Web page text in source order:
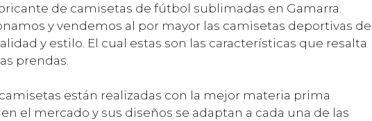
de camisetas de fútbol sublimadas en Gamarra.
y vendemos al por mayor las camisetas deportivas de
y estilo. El cual estas son las características que resalta
prendas.
camisetas están realizadas con la mejor materia prima
el mercado y sus diseños se adaptan a cada una de las